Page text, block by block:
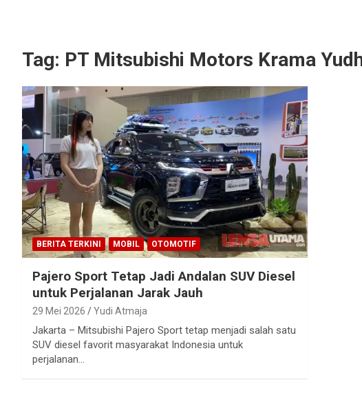
Tag: PT Mitsubishi Motors Krama
BERITA TERKINI MOBIL OTOMOTIF
Pajero Sport Tetap Jadi Andalan SUV Diesel
untuk Perjalanan Jarak Jauh
29 Mei 2026 Yudi Atmaja
Jakarta – Mitsubishi Pajero Sport tetap menjadi salah satu
SUV diesel favorit masyarakat Indonesia untuk
perjalanan…